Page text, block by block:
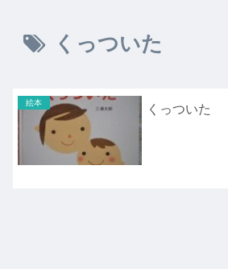
くっついた
絵本 くっついた